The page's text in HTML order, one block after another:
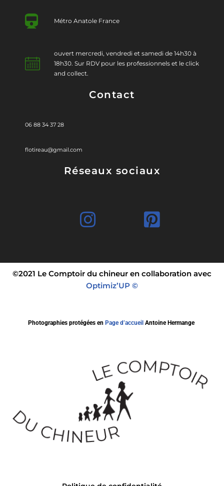
Métro Anatole France
ouvert mercredi, vendredi et samedi de 14h30 à
18h30. Sur RDV pour les professionnels et le click
and collect.
Contact
06 88 34 37 28
flotireau@gmail.com
Réseaux sociaux
©2021 Le Comptoir du chineur en collaboration avec
Optimiz’UP ©
Photographies protégées en Page d’accueil Antoine Hermange